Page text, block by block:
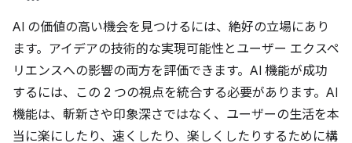
AI の価値の高い機会を見つけるには、絶好の立場にあり
ます。アイデアの技術的な実現可能性とユーザー エクスペ
リエンスへの影響の両方を評価できます。AI 機能が成功
するには、この 2 つの視点を統合する必要があります。AI
機能は、斬新さや印象深さではなく、ユーザーの生活を本
当に楽にしたり、速くしたり、楽しくしたりするために構